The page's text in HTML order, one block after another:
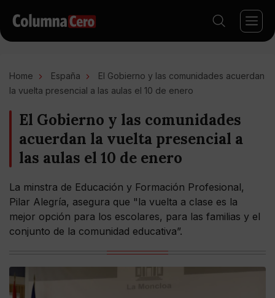
Home España
El Gobierno y las comunidades acuerdan
la vuelta presencial a las aulas el 10 de enero
El Gobierno y las comunidades
acuerdan la vuelta presencial a
las aulas el 10 de enero
La minstra de Educación y Formación Profesional,
Pilar Alegría, asegura que "la vuelta a clase es la
mejor opción para los escolares, para las familias y el
conjunto de la comunidad educativa”.